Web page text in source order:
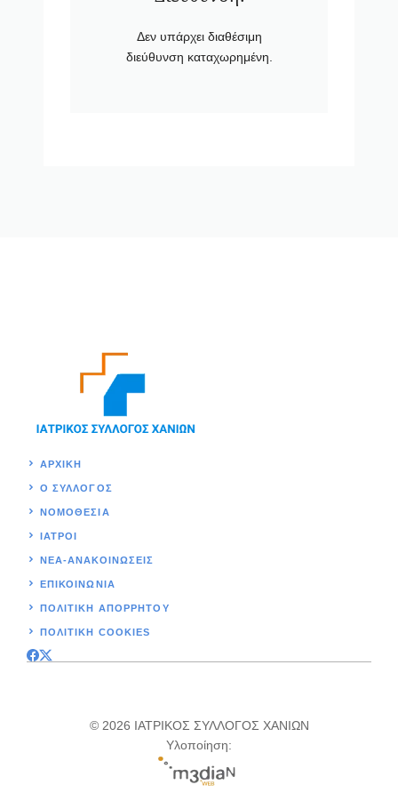
Δεν υπάρχει διαθέσιμη
διεύθυνση καταχωρημένη.
ΑΡΧΙΚΉ
Ο ΣΥΛΛΟΓΟΣ
ΝΟΜΟΘΕΣΊΑ
ΙΑΤΡΟΙ
ΝΕΑ-ΑΝΑΚΟΙΝΩΣΕΙΣ
ΕΠΙΚΟΙΝΩΝΊΑ
ΠΟΛΙΤΙΚΉ ΑΠΟΡΡΗΤΟΥ
ΠΟΛΙΤΙΚΗ COOKIES
© 2026 ΙΑΤΡΙΚΟΣ ΣΥΛΛΟΓΟΣ ΧΑΝΙΩΝ
Υλοποίηση: